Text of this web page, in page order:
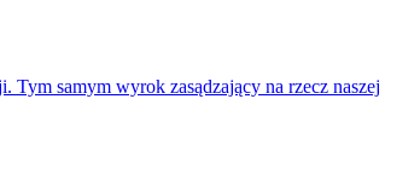
samym wyrok zasądzający na rzecz naszej